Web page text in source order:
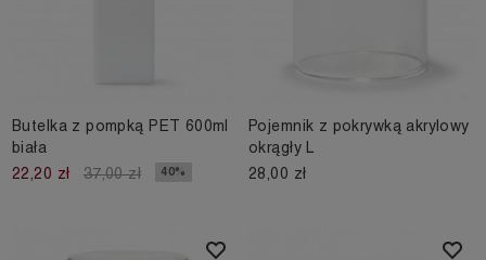
Butelka z pompką PET 600ml
biała
22,20 zł
37,00 zł 40%
Pojemnik z pokrywką akrylowy
okrągły L
28,00 zł